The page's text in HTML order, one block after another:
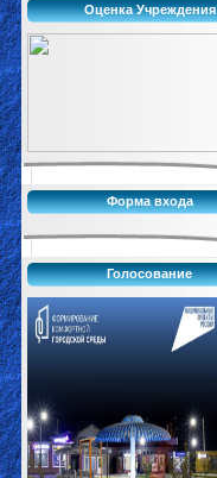
Оценка Учреждения
Форма входа
Голосование